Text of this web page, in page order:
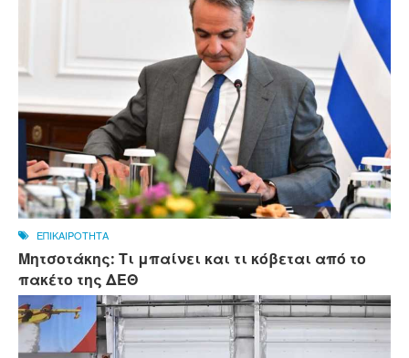
ΕΠΙΚΑΙΡΟΤΗΤΑ
Μητσοτάκης: Τι μπαίνει και τι κόβεται από το
πακέτο της ΔΕΘ